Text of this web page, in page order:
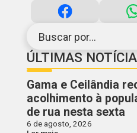
Buscar por...
ÚLTIMAS
Gama e Ceilândia
acolhimento à
de rua nesta sexta
6 de agosto, 2026